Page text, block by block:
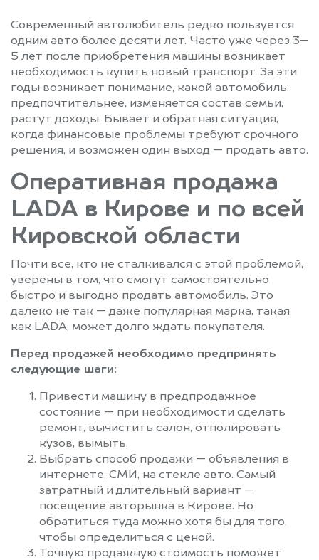
Современный автолюбитель редко пользуется
одним авто более десяти лет. Часто уже через 3–
5 лет после приобретения машины возникает
необходимость купить новый транспорт. За эти
годы возникает понимание, какой автомобиль
предпочтительнее, изменяется состав семьи,
растут доходы. Бывает и обратная ситуация,
когда финансовые проблемы требуют срочного
решения, и возможен один выход — продать авто.
Оперативная продажа
LADA в Кирове и по всей
Кировской области
Почти все, кто не сталкивался с этой проблемой,
уверены в том, что смогут самостоятельно
быстро и выгодно продать автомобиль. Это
далеко не так — даже популярная марка, такая
как LADA, может долго ждать покупателя.
Перед продажей необходимо предпринять
следующие шаги:
Привести машину в предпродажное
состояние — при необходимости сделать
ремонт, вычистить салон, отполировать
кузов, вымыть.
Выбрать способ продажи — объявления в
интернете, СМИ, на стекле авто. Самый
затратный и длительный вариант —
посещение авторынка в Кирове. Но
обратиться туда можно хотя бы для того,
чтобы определиться с ценой.
Точную продажную стоимость поможет